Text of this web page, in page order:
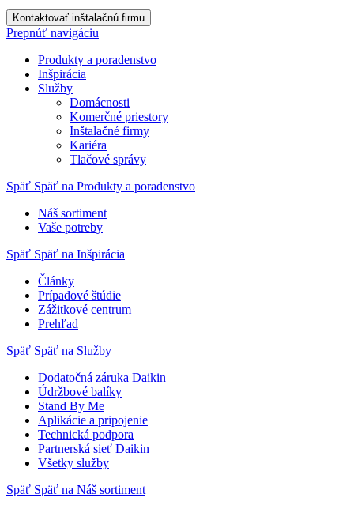
Kontaktovať inštalačnú firmu
Prepnúť navigáciu
Produkty a poradenstvo
Inšpirácia
Služby
Domácnosti
Komerčné priestory
Inštalačné firmy
Kariéra
Tlačové správy
Späť Späť na Produkty a poradenstvo
Náš sortiment
Vaše potreby
Späť Späť na Inšpirácia
Články
Prípadové štúdie
Zážitkové centrum
Prehľad
Späť Späť na Služby
Dodatočná záruka Daikin
Údržbové balíky
Stand By Me
Aplikácie a pripojenie
Technická podpora
Partnerská sieť Daikin
Všetky služby
Späť Späť na Náš sortiment